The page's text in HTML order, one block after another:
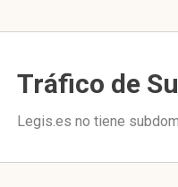
Tráfico de
Legis.es no tiene